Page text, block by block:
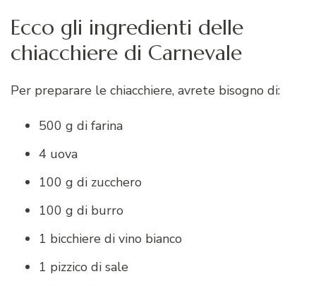
Ecco gli ingredienti delle
chiacchiere di Carnevale
Per preparare le chiacchiere, avrete bisogno di:
500 g di farina
4 uova
100 g di zucchero
100 g di burro
1 bicchiere di vino bianco
1 pizzico di sale